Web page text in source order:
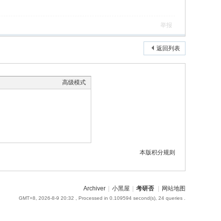
举报
返回列表
高级模式
本版积分规则
Archiver 小黑屋 考研否 网站地图
GMT+8, 2026-8-9 20:32 , Processed in 0.109594 second(s), 24 queries .